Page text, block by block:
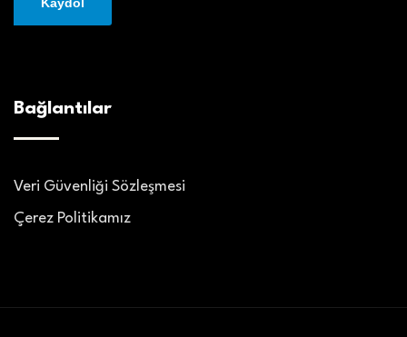
Bağlantılar
Veri Güvenliği Sözleşmesi
Çerez Politikamız